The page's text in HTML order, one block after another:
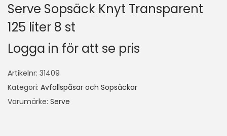
Serve Sopsäck Knyt Transparent
125 liter 8 st
Logga in för att se pris
Artikelnr: 31409
Kategori: Avfallspåsar och Sopsäckar
Varumärke: Serve